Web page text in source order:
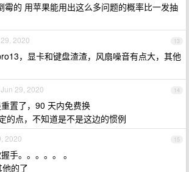
霉的 用苹果能用出这么多问题的概率比一发抽
13
2020
，显卡和键盘渣渣，风扇噪音有点大，其他
14
Jun 29, 2020
置了，90 天内免费换
的点，不知道是不是这边的惯例
15
2020
手。。。。。 。
的了